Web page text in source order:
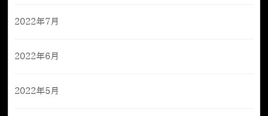
2022年7月
2022年6月
2022年5月